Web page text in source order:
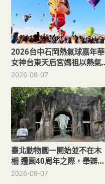
2026台中石岡熱氣球嘉年華
女神台東天后宮媽祖以熱氣
球造型、李多慧一起加持助
2026-08-07
臺北動物園一開始並不在木
柵 遷園40周年之際，舉辧
「與象同在、迎象未來」特
2026-08-07